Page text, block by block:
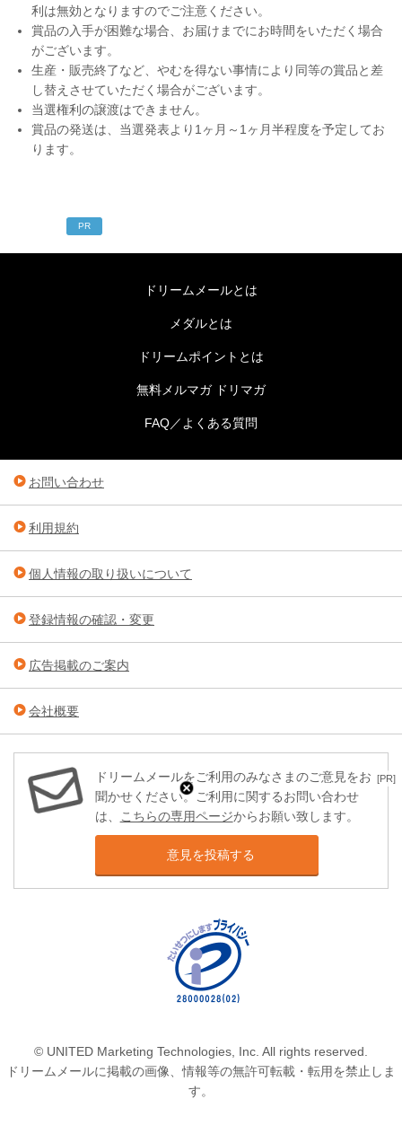
利は無効となりますのでご注意ください。
賞品の入手が困難な場合、お届けまでにお時間をいただく場合
がございます。
生産・販売終了など、やむを得ない事情により同等の賞品と差
し替えさせていただく場合がございます。
当選権利の譲渡はできません。
賞品の発送は、当選発表より1ヶ月～1ヶ月半程度を予定してお
ります。
[PR]
PR
ドリームメールとは
メダルとは
ドリームポイントとは
無料メルマガ ドリマガ
FAQ／よくある質問
お問い合わせ
利用規約
個人情報の取り扱いについて
登録情報の確認・変更
広告掲載のご案内
会社概要
ドリームメールをご利用のみなさまのご意見をお
聞かせください。ご利用に関するお問い合わせ
は、
こちらの専用ページからお願い致します。
意見を投稿する
© UNITED Marketing Technologies, Inc. All rights reserved.
ドリームメールに掲載の画像、情報等の無許可転載・転用を禁止しま
す。